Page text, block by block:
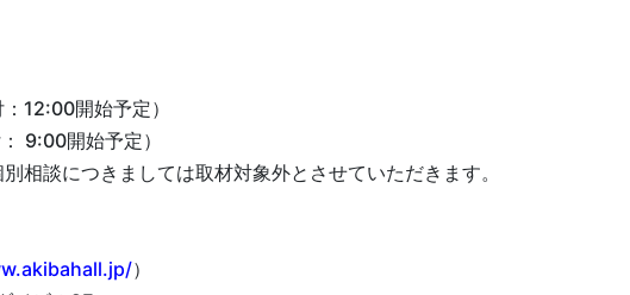
12:00開始予定）
9:00開始予定）
相談につきましては取材対象外とさせていただきます。
）